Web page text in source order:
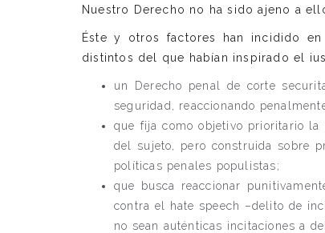
Nuestro Derecho no ha sido ajeno a
Éste y otros factores han incidido
distintos del que habían inspirado el
un Derecho penal de corte
seguridad, reaccionando
que fija como objetivo prioritario la
del sujeto, pero construida sobre
políticas penales populistas;
que busca reaccionar
contra el hate speech –delito de
no sean auténticas incitaciones a